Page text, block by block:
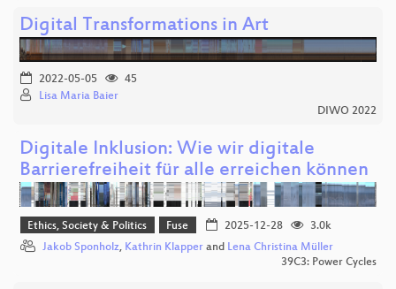
Digital Transformations in Art
2022-05-05
45
Lisa Maria Baier
DIWO 2022
Digitale Inklusion: Wie wir digitale
Barrierefreiheit für alle erreichen können
Ethics, Society & Politics Fuse 2025-12-28
3.0k
Jakob Sponholz, Kathrin Klapper and Lena Christina Müller
39C3: Power Cycles